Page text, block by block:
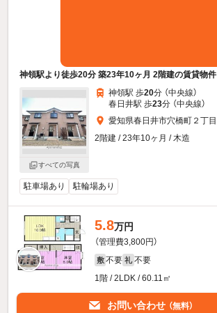
神領駅より徒歩20分 築23年10ヶ月 2階建の賃貸物件
すべての写真
神領駅 歩20分 （中央線）
春日井駅 歩23分 （中央線）
愛知県春日井市穴橋町２丁目
2階建 / 23年10ヶ月 / 木造
駐車場あり 駐輪場あり
5.8万円
（管理費3,800円）
敷 不要 礼 不要
1階 / 2LDK / 60.11㎡
お問い合わせ （無料）